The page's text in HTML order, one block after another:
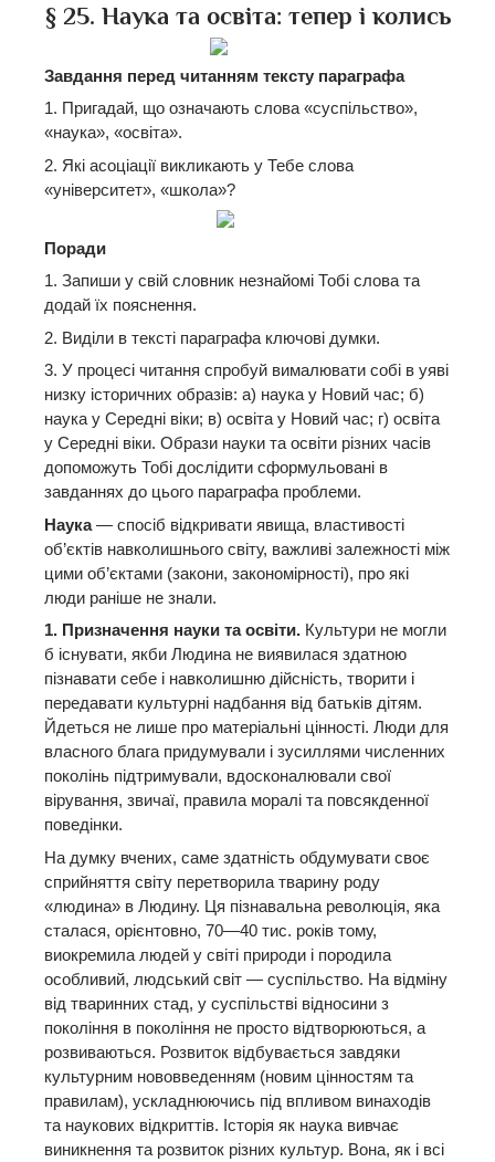
§ 25. Наука та освіта: тепер і колись
Завдання перед читанням тексту параграфа
1. Пригадай, що означають слова «суспільство»,
«наука», «освіта».
2. Які асоціації викликають у Тебе слова
«університет», «школа»?
Поради
1. Запиши у свій словник незнайомі Тобі слова та
додай їх пояснення.
2. Виділи в тексті параграфа ключові думки.
3. У процесі читання спробуй вималювати собі в уяві
низку історичних образів: а) наука у Новий час; б)
наука у Середні віки; в) освіта у Новий час; г) освіта
у Середні віки. Образи науки та освіти різних часів
допоможуть Тобі дослідити сформульовані в
завданнях до цього параграфа проблеми.
Наука— спосіб відкривати явища, властивості
об’єктів навколишнього світу, важливі залежності між
цими об’єктами (закони, закономірності), про які
люди раніше не знали.
1. Призначення науки та освіти. Культури не могли
б існувати, якби Людина не виявилася здатною
пізнавати себе і навколишню дійсність, творити і
передавати культурні надбання від батьків дітям.
Йдеться не лише про матеріальні цінності. Люди для
власного блага придумували і зусиллями численних
поколінь підтримували, вдосконалювали свої
вірування, звичаї, правила моралі та повсякденної
поведінки.
На думку вчених, саме здатність обдумувати своє
сприйняття світу перетворила тварину роду
«людина» в Людину. Ця пізнавальна революція, яка
сталася, орієнтовно, 70—40 тис. років тому,
виокремила людей у світі природи і породила
особливий, людський світ — суспільство. На відміну
від тваринних стад, у суспільстві відносини з
покоління в покоління не просто відтворюються, а
розвиваються. Розвиток відбувається завдяки
культурним нововведенням (новим цінностям та
правилам), ускладнюючись під впливом винаходів
та наукових відкриттів. Історія як наука вивчає
виникнення та розвиток різних культур. Вона, як і всі